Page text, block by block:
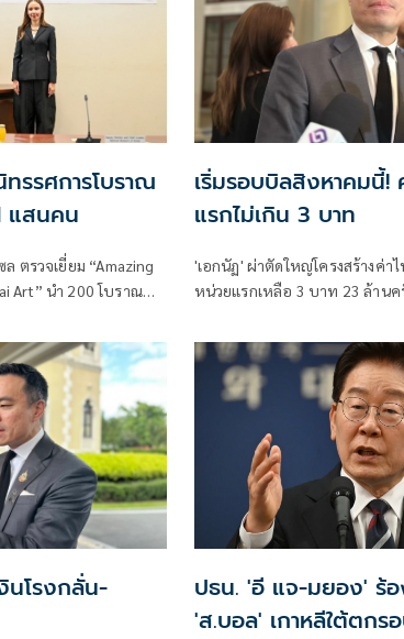
รรศการโบราณ
แสนคน
ตรวจเยี่ยม “Amazing
Art” นำ 200 โบราณ
ดผู้เข้าชมไม่ต่ำกว่า 1
เริ่มรอบบิลสิงหาคมนี้
แรกไม่เกิน 3 บาท
'เอกนัฏ' ผ่าตัดใหญ่โครงสร้างค่
หน่วยแรกเหลือ 3 บาท 23 ล้านค
สาธารณะให้เอาออกจากค่าไฟฐ
นโรงกลั่น-
ปธน. 'อี แจ-มยอง' ร้
'ส.บอล' เกาหลีใต้ตกร